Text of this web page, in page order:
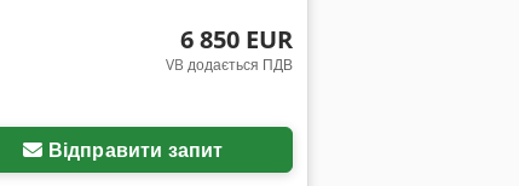
6 850 EUR
VB додається ПДВ
Відправити запит